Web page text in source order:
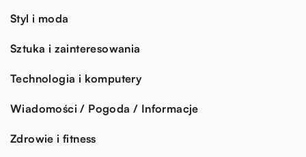
Styl i moda
Sztuka i zainteresowania
Technologia i komputery
Wiadomości / Pogoda / Informacje
Zdrowie i fitness